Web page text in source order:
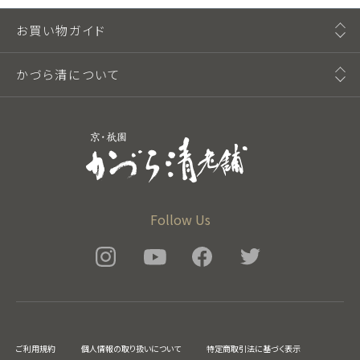
Follow Us
お買い物ガイド
かづら清について
ご利用規約 個人情報の取り扱いについて 特定商取引法に基づく表示